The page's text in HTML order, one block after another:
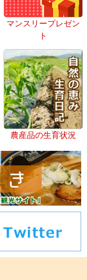
マンスリープレゼン
ト
農産品の生育状況